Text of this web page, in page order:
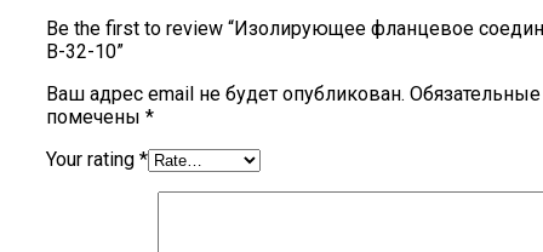
Be the first to review “Изолирующее фланцевое
В-32-10”
Ваш адрес email не будет опубликован.
помечены *
Your rating *